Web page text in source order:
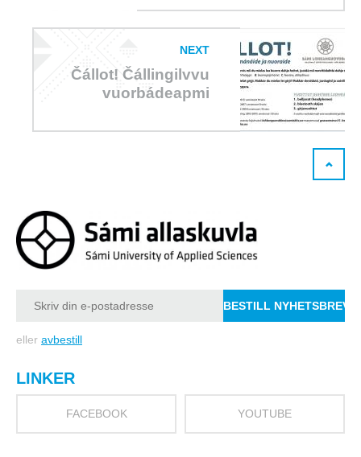
NEXT
Čállot! Čállingilvvu
vuorbádeapmi
eller avbestill
LINKER
FACEBOOK YOUTUBE